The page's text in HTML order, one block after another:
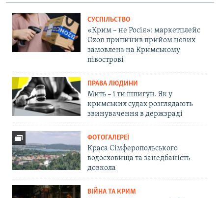
СУСПІЛЬСТВО
«Крим – не Росія»: маркетплейс
Ozon припинив прийом нових
замовлень на Кримському
півострові
ПРАВА ЛЮДИНИ
Мить – і ти шпигун. Як у
кримських судах розглядають
звинувачення в держзраді
ФОТОГАЛЕРЕЇ
Краса Сімферопольського
водосховища та занедбаність
довкола
ВІЙНА ТА КРИМ